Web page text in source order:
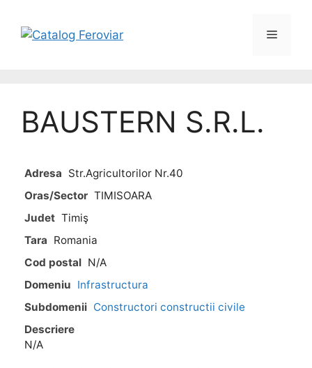
BAUSTERN S.R.L.
Adresa Str.Agricultorilor Nr.40
Oras/Sector TIMISOARA
Judet Timiş
Tara Romania
Cod postal N/A
Domeniu Infrastructura
Subdomenii Constructori constructii civile
Descriere
N/A